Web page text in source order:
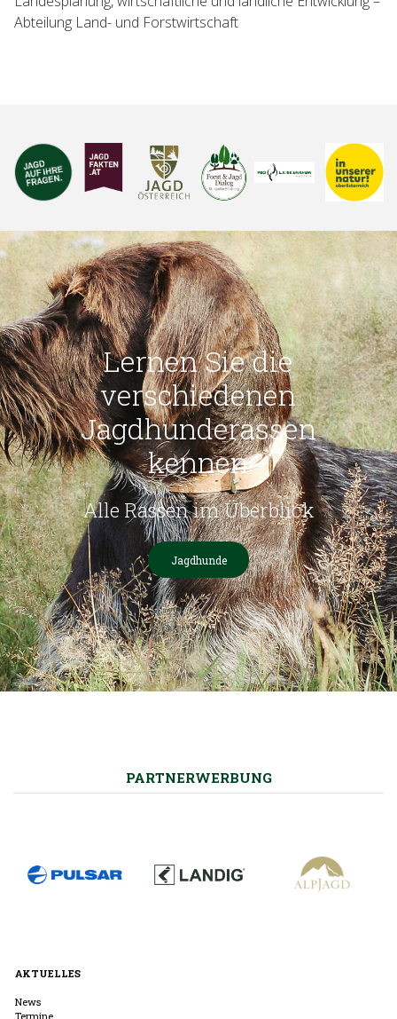
Abteilung Land- und Forstwirtschaft
Lernen Sie die
verschiedenen
Jagdhunderassen
kennen
Alle Rassen im Überblick
Jagdhunde
PARTNERWERBUNG
AKTUELLES
News
Termine